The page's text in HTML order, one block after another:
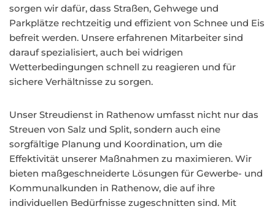
sorgen wir dafür, dass Straßen, Gehwege und
Parkplätze rechtzeitig und effizient von Schnee und Eis
befreit werden. Unsere erfahrenen Mitarbeiter sind
darauf spezialisiert, auch bei widrigen
Wetterbedingungen schnell zu reagieren und für
sichere Verhältnisse zu sorgen.
Unser Streudienst in Rathenow umfasst nicht nur das
Streuen von Salz und Split, sondern auch eine
sorgfältige Planung und Koordination, um die
Effektivität unserer Maßnahmen zu maximieren. Wir
bieten maßgeschneiderte Lösungen für Gewerbe- und
Kommunalkunden in Rathenow, die auf ihre
individuellen Bedürfnisse zugeschnitten sind. Mit